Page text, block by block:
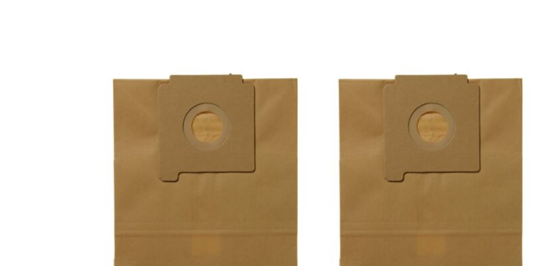
BESTRON DBB 2200 E
BESTRON DDB 2500 E
BESTRON
BESTRON
BESTRON DV 1500 (Série)